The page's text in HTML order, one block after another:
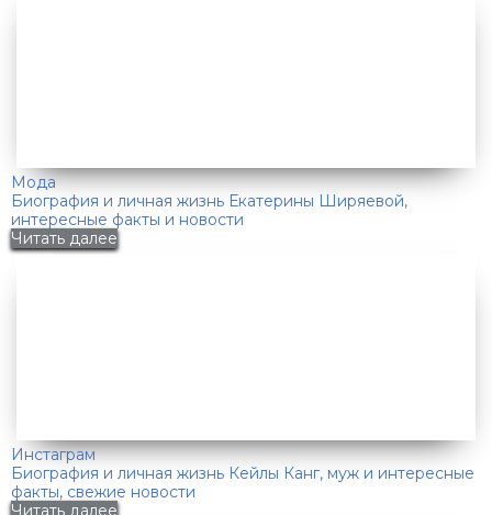
Мода
Биография и личная жизнь Екатерины Ширяевой,
интересные факты и новости
Читать далее
Инстаграм
Биография и личная жизнь Кейлы Канг, муж и интересные
факты, свежие новости
Читать далее